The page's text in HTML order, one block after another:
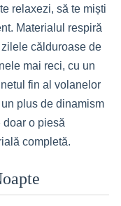
relaxezi, să te miști
Materialul respiră
călduroase de
mai reci, cu un
fin al volanelor
plus de dinamism
doar o piesă
completă.